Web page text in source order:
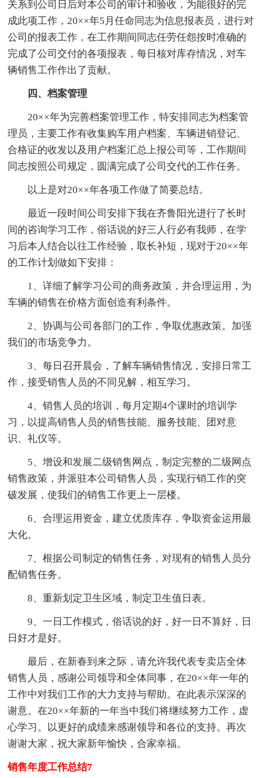
关系到公司日后对本公司的审计和验收，为能很好的完
成此项工作，20××年5月任命同志为信息报表员，进行对
公司的报表工作，在工作期间同志任劳任怨按时准确的
完成了公司交付的各项报表，每日核对库存情况，对车
辆销售工作作出了贡献。
四、档案管理
20××年为完善档案管理工作，特安排同志为档案管
理员，主要工作有收集购车用户档案、车辆进销登记、
合格证的收发以及用户档案汇总上报公司等，工作期间
同志按照公司规定，圆满完成了公司交代的工作任务。
以上是对20××年各项工作做了简要总结。
最近一段时间公司安排下我在齐鲁阳光进行了长时
间的咨询学习工作，俗话说的好三人行必有我师，在学
习后本人结合以往工作经验，取长补短，现对于20××年
的工作计划做如下安排：
1、详细了解学习公司的商务政策，并合理运用，为
车辆的销售在价格方面创造有利条件。
2、协调与公司各部门的工作，争取优惠政策。加强
我们的市场竞争力。
3、每日召开晨会，了解车辆销售情况，安排日常工
作，接受销售人员的不同见解，相互学习。
4、销售人员的培训，每月定期4个课时的培训学
习，以提高销售人员的销售技能、服务技能、团对意
识、礼仪等。
5、增设和发展二级销售网点，制定完整的二级网点
销售政策，并派驻本公司销售人员，实现行销工作的突
破发展，使我们的销售工作更上一层楼。
6、合理运用资金，建立优质库存，争取资金运用最
大化。
7、根据公司制定的销售任务，对现有的销售人员分
配销售任务。
8、重新划定卫生区域，制定卫生值日表。
9、一日工作模式，俗话说的好，好一日不算好，日
日好才是好。
最后，在新春到来之际，请允许我代表专卖店全体
销售人员，感谢公司领导和全体同事，在20××年一年的
工作中对我们工作的大力支持与帮助。在此表示深深的
谢意。在20××年新的一年当中我们将继续努力工作，虚
心学习。以更好的成绩来感谢领导和各位的支持。再次
谢谢大家，祝大家新年愉快，合家幸福。
销售年度工作总结7